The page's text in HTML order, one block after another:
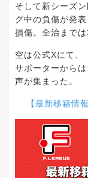
そして新シーズ
グ中の負傷が発
損傷。全治まで
空は公式Xにて、
サポーターから
声が集まった。
【最新移籍情